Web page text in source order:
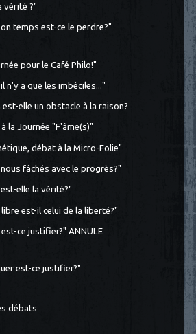
vérité ?"
temps est-ce le perdre?"
pour le Café Philo!"
n'y a que les imbéciles..."
elle un obstacle à la raison?
la Journée "F'âme(s)"
débat à la Micro-Folie"
fâchés avec le progrès?"
elle la vérité?"
est-il celui de la liberté?"
ce justifier?" ANNULE
est-ce justifier?"
débats